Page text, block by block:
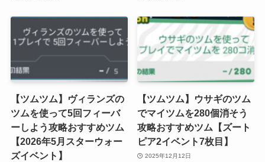
【ツムツム】ヴィランズの
ツムを使って5回フィーバ
ーしよう攻略おすすめツム
【2026年5月スターウォー
ズイベント】
【ツムツム】ウサギのツム
でマイツムを280個消そう
攻略おすすめツム【ズート
ピア2イベント7枚目】
2025年12月12日